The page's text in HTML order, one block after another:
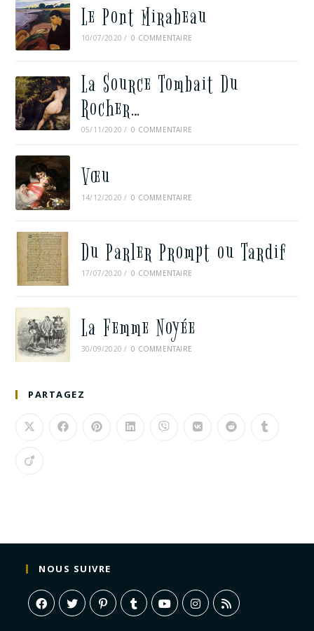
Le Pont Mirabeau
10/07/2020 / 0 COMMENTAIRE
La Source Tombait Du
Rocher…
05/11/2020 / 0 COMMENTAIRE
Vœu
14/12/2020 / 0 COMMENTAIRE
Du Parler Prompt ou Tardif
17/07/2020 / 0 COMMENTAIRE
La Femme Noyée
30/09/2020 / 0 COMMENTAIRE
PARTAGEZ
NOUS SUIVRE